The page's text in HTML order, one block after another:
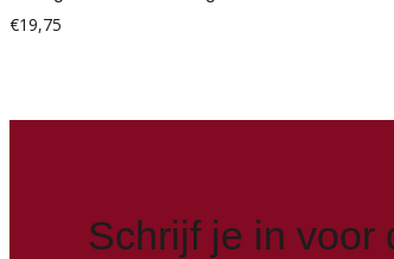
€19,75
Schrijf je in voor